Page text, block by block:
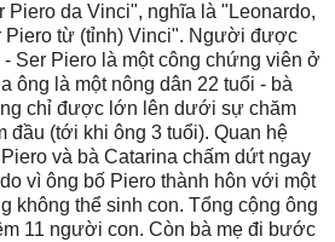
Piero da Vinci", nghĩa là "Leonardo,
Piero từ (tỉnh) Vinci". Người được
Ser Piero là một công chứng viên ở
ông là một nông dân 22 tuổi - bà
chỉ được lớn lên dưới sự chăm
đầu (tới khi ông 3 tuổi). Quan hệ
và bà Catarina chấm dứt ngay
vì ông bố Piero thành hôn với một
không thể sinh con. Tổng cộng ông
11 người con. Còn bà mẹ đi bước